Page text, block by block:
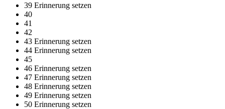
39 Erinnerung setzen
40
41
42
43 Erinnerung setzen
44 Erinnerung setzen
45
46 Erinnerung setzen
47 Erinnerung setzen
48 Erinnerung setzen
49 Erinnerung setzen
50 Erinnerung setzen